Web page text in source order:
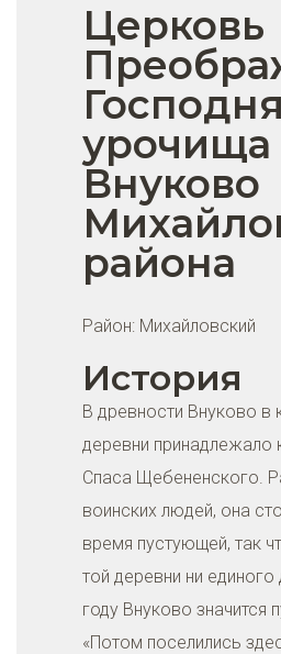
Церковь
Господня
урочища
Внуково
района
Район: Михайловский
История
В древности Внуково в
деревни принадлежало
Спаса Щебененского.
воинских людей, она
время пустующей, так
той деревни ни
году Внуково значится
«Потом поселились